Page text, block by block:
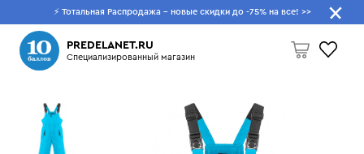
⚡ Тотальная Распродажа - новые скидки до -75% на все! >>
PREDELANET.RU
Специализированный магазин
Пусто
Что будем искать?